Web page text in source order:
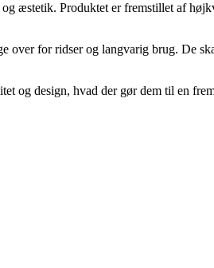
æstetik. Produktet er fremstillet af
for ridser og langvarig brug. De
og design, hvad der gør dem til en